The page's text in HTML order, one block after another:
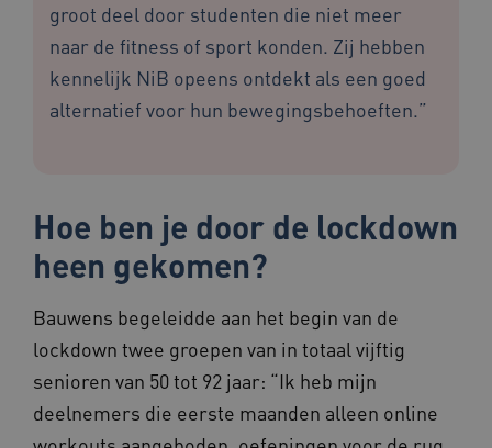
groot deel door studenten die niet meer
naar de fitness of sport konden. Zij hebben
kennelijk NiB opeens ontdekt als een goed
alternatief voor hun bewegingsbehoeften.”
Hoe ben je door de lockdown
heen gekomen?
Bauwens begeleidde aan het begin van de
lockdown twee groepen van in totaal vijftig
senioren van 50 tot 92 jaar: “Ik heb mijn
deelnemers die eerste maanden alleen online